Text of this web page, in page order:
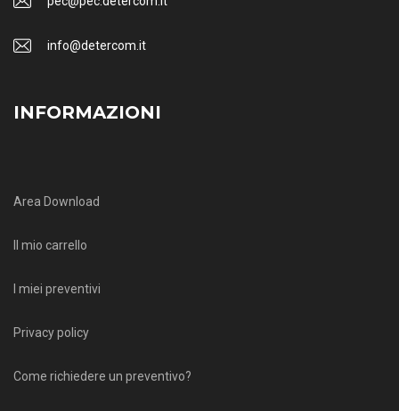
info@detercom.it
INFORMAZIONI
Area Download
Il mio carrello
I miei preventivi
Privacy policy
Come richiedere un preventivo?